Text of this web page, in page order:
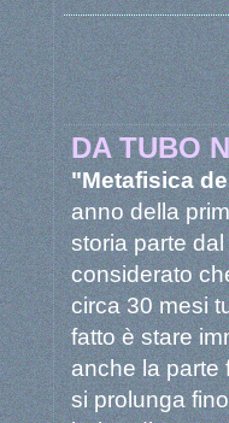
DA TUBO
"Metafisica
anno della
storia parte
considerato
circa 30 mesi
fatto è stare
anche la parte
si prolunga